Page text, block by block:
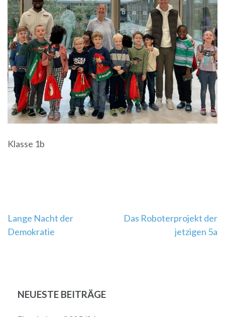
Klasse 1b
Beitragsnavigation
Lange Nacht der
Demokratie
Das Roboterprojekt der
jetzigen 5a
NEUESTE BEITRÄGE